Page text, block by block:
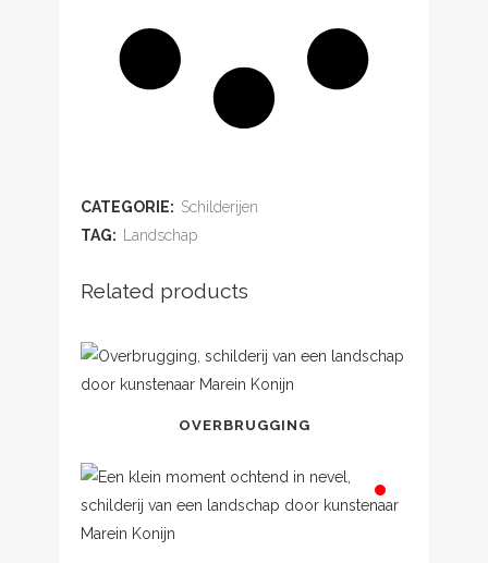
CATEGORIE: Schilderijen
TAG:
Landschap
Related products
OVERBRUGGING